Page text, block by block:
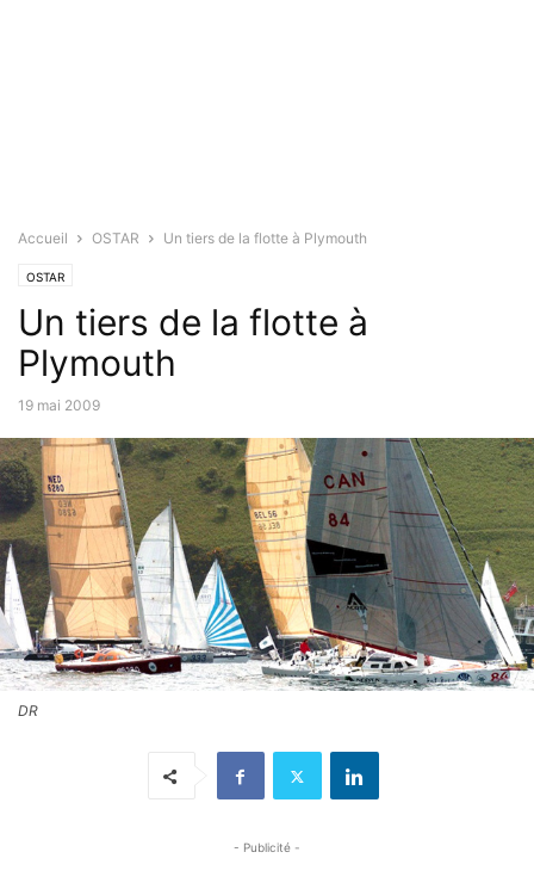
Accueil OSTAR Un tiers de la flotte à Plymouth
OSTAR
Un tiers de la flotte à
Plymouth
19 mai 2009
DR
- Publicité -